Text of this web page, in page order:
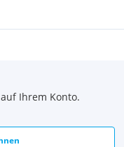
Ihrem Konto.